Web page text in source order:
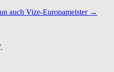
auch Vize-Europameister →